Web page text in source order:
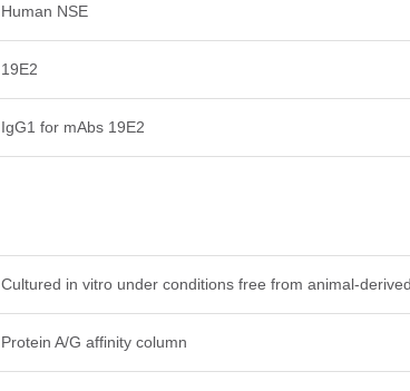
Human NSE
19E2
IgG1 for mAbs 19E2
Cultured in vitro under conditions free from animal-
Protein A/G affinity column